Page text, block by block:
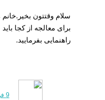
سلام وقتتون
برای معالجه از کجا
راهنمایی بفرمایید.
9 فروردین 1404 در 7:02 ب.ظ